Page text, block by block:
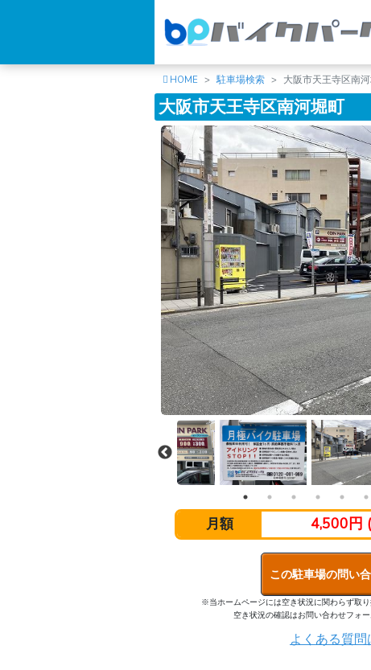
HOME 駐車場検索 大阪市天王寺区南
大阪市天王寺区南河堀町
月額 4,500円
この駐車場の問い
※当ホームページには空き状況に関わらず取り
空き状況の確認はお問い合わせフォ
よくある質問